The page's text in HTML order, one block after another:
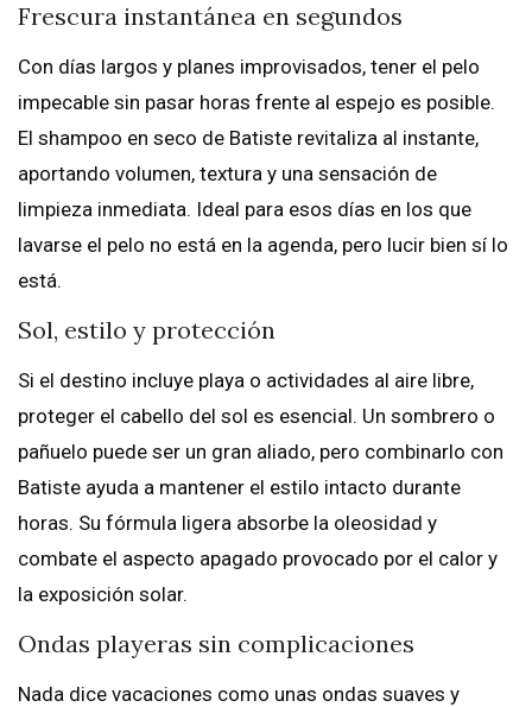
Frescura instantánea en segundos
Con días largos y planes improvisados, tener el pelo
impecable sin pasar horas frente al espejo es posible.
El shampoo en seco de Batiste revitaliza al instante,
aportando volumen, textura y una sensación de
limpieza inmediata. Ideal para esos días en los que
lavarse el pelo no está en la agenda, pero lucir bien sí lo
está.
Sol, estilo y protección
Si el destino incluye playa o actividades al aire libre,
proteger el cabello del sol es esencial. Un sombrero o
pañuelo puede ser un gran aliado, pero combinarlo con
Batiste ayuda a mantener el estilo intacto durante
horas. Su fórmula ligera absorbe la oleosidad y
combate el aspecto apagado provocado por el calor y
la exposición solar.
Ondas playeras sin complicaciones
Nada dice vacaciones como unas ondas suaves y